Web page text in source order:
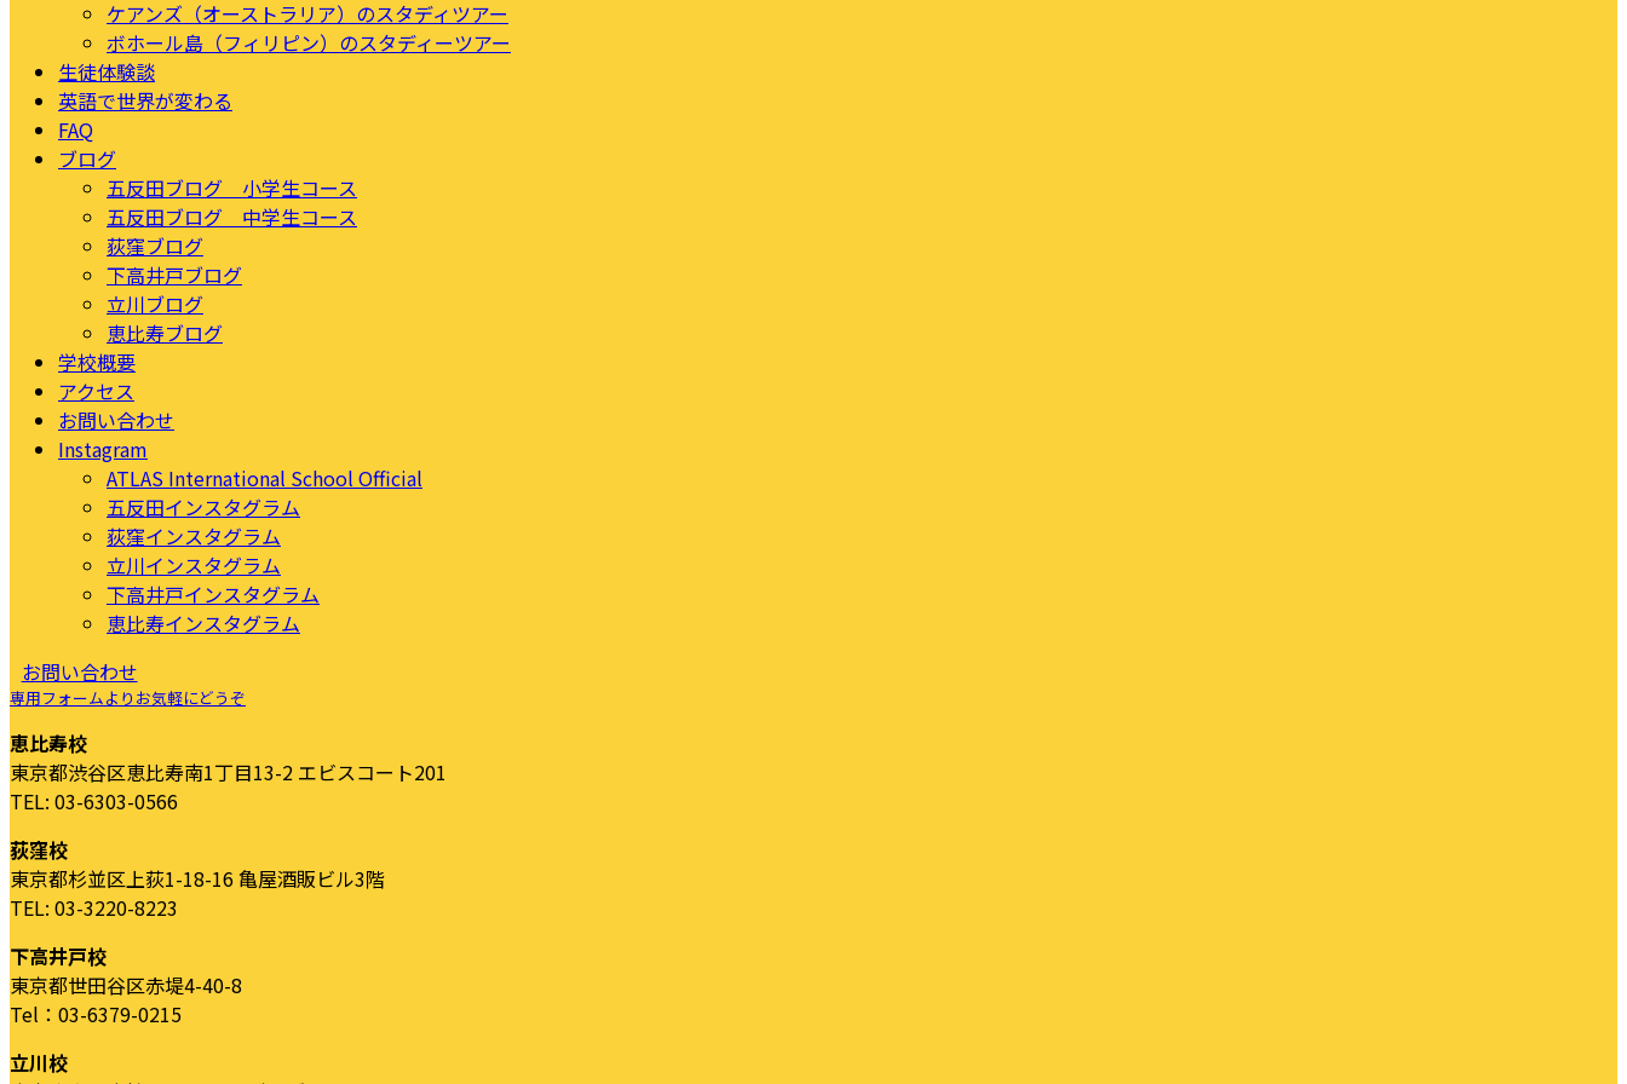
ケアンズ（オーストラリア）のスタディツアー
ボホール島（フィリピン）のスタディーツアー
生徒体験談
英語で世界が変わる
FAQ
ブログ
五反田ブログ 小学生コース
五反田ブログ 中学生コース
荻窪ブログ
下高井戸ブログ
立川ブログ
恵比寿ブログ
学校概要
アクセス
お問い合わせ
Instagram
ATLAS International School Official
五反田インスタグラム
荻窪インスタグラム
立川インスタグラム
下高井戸インスタグラム
恵比寿インスタグラム
お問い合わせ
専用フォームよりお気軽にどうぞ
恵比寿校
東京都渋谷区恵比寿南1丁目13-2 エビスコート201
TEL: 03-6303-0566
荻窪校
東京都杉並区上荻1-18-16 亀屋酒販ビル3階
TEL: 03-3220-8223
下高井戸校
東京都世田谷区赤堤4-40-8
Tel：03-6379-0215
立川校